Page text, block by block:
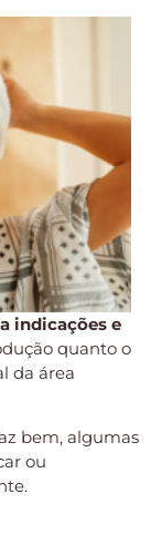
indicações e
quanto o
da área
bem, algumas
ou